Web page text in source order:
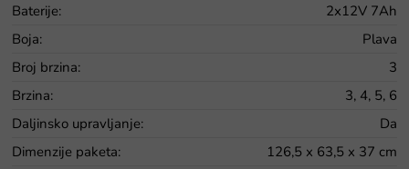
Baterije:
2x12V 7Ah
Boja:
Plava
Broj brzina:
3
Brzina:
3, 4, 5, 6
Daljinsko upravljanje:
Da
Dimenzije paketa:
126,5 x 63,5 x 37 cm